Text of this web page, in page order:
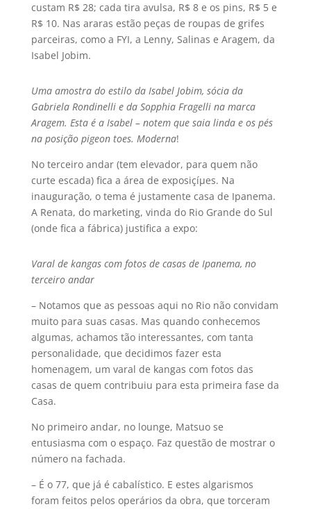
custam R$ 28; cada tira avulsa, R$ 8 e os pins, R$ 5 e
R$ 10. Nas araras estão peças de roupas de grifes
parceiras, como a FYI, a Lenny, Salinas e Aragem, da
Isabel Jobim.
Uma amostra do estilo da Isabel Jobim, sócia da
Gabriela Rondinelli e da Sopphia Fragelli na marca
Aragem. Esta é a Isabel – notem que saia linda e os pés
na posição pigeon toes. Moderna!
No terceiro andar (tem elevador, para quem não
curte escada) fica a área de exposiçíµes. Na
inauguração, o tema é justamente casa de Ipanema.
A Renata, do marketing, vinda do Rio Grande do Sul
(onde fica a fábrica) justifica a expo:
Varal de kangas com fotos de casas de Ipanema, no
terceiro andar
– Notamos que as pessoas aqui no Rio não convidam
muito para suas casas. Mas quando conhecemos
algumas, achamos tão interessantes, com tanta
personalidade, que decidimos fazer esta
homenagem, um varal de kangas com fotos das
casas de quem contribuiu para esta primeira fase da
Casa.
No primeiro andar, no lounge, Matsuo se
entusiasma com o espaço. Faz questão de mostrar o
número na fachada.
– É o 77, que já é cabalí­stico. E estes algarismos
foram feitos pelos operários da obra, que torceram